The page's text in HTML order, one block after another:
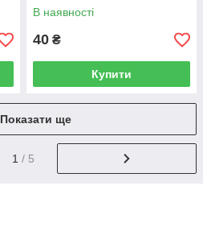
В наявності
40 ₴
Купити
Показати ще
1 / 5